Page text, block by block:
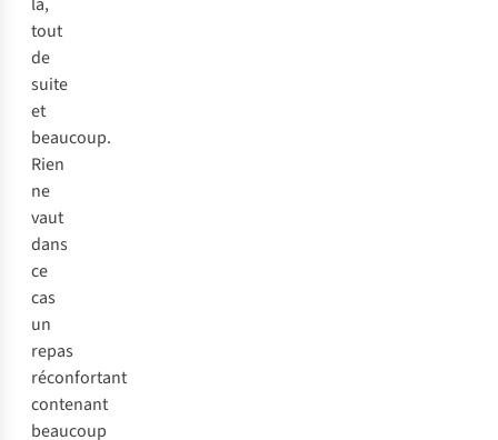
tout
de
suite
et
beaucoup.
Rien
ne
vaut
dans
ce
cas
un
repas
réconfortant
contenant
beaucoup